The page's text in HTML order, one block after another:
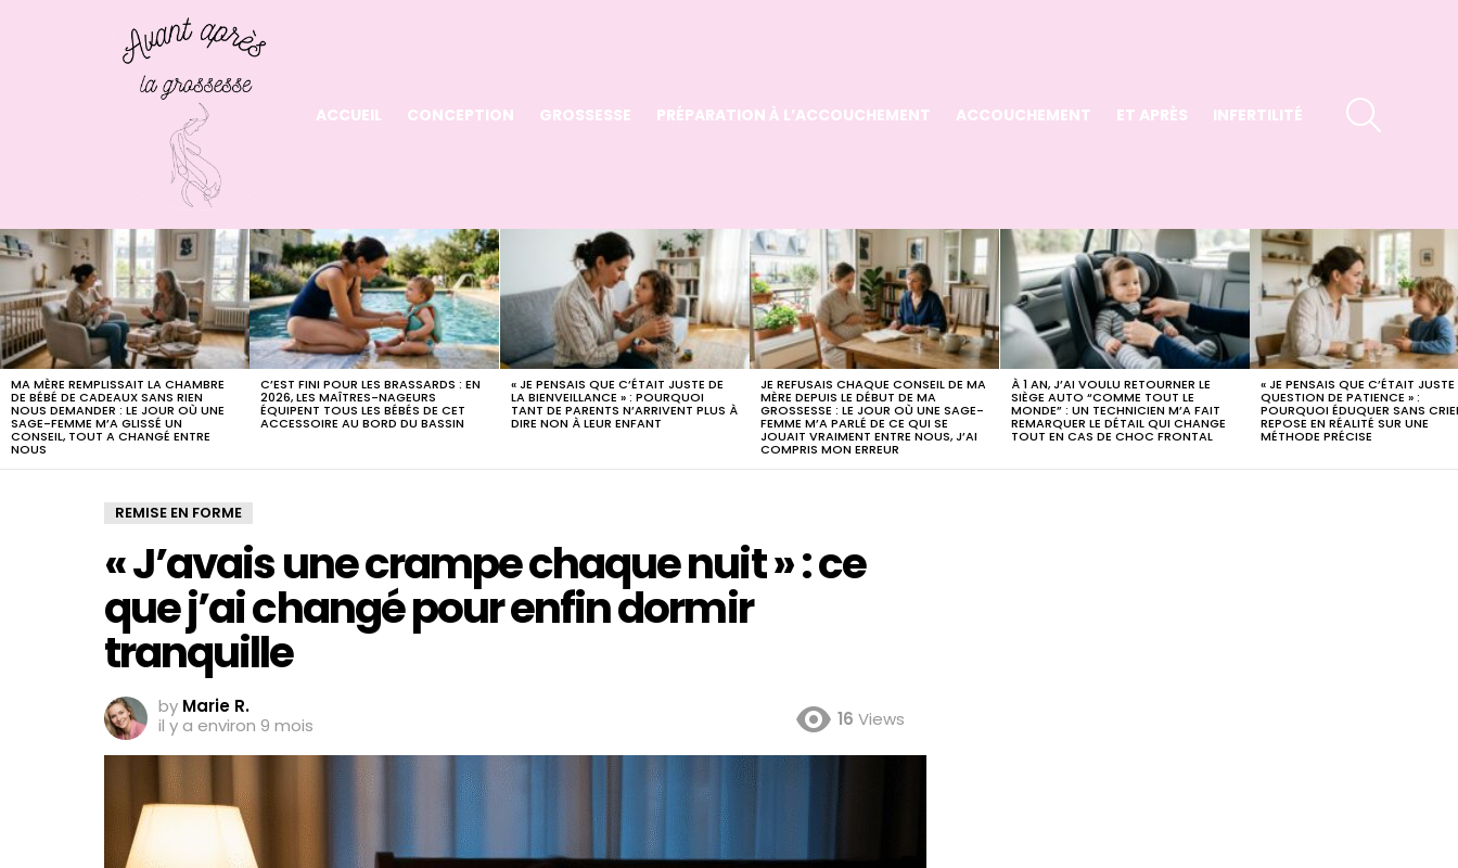
ACCUEIL CONCEPTION GROSSESSE PRÉPARATION À L’ACCOUCHEMENT ACCOUCHEMENT ET APRÈS INFERTILITÉ
LATEST
STORIES
MA MÈRE REMPLISSAIT LA CHAMBRE
DE BÉBÉ DE CADEAUX SANS RIEN
NOUS DEMANDER : LE JOUR OÙ UNE
SAGE-FEMME M’A GLISSÉ UN
CONSEIL, TOUT A CHANGÉ ENTRE
NOUS
C’EST FINI POUR LES BRASSARDS : EN
2026, LES MAÎTRES-NAGEURS
ÉQUIPENT TOUS LES BÉBÉS DE CET
ACCESSOIRE AU BORD DU BASSIN
« JE PENSAIS QUE C’ÉTAIT JUSTE DE
LA BIENVEILLANCE » : POURQUOI
TANT DE PARENTS N’ARRIVENT PLUS À
DIRE NON À LEUR ENFANT
JE REFUSAIS CHAQUE CONSEIL DE MA
MÈRE DEPUIS LE DÉBUT DE MA
GROSSESSE : LE JOUR OÙ UNE SAGE-
FEMME M’A PARLÉ DE CE QUI SE
JOUAIT VRAIMENT ENTRE NOUS, J’AI
COMPRIS MON ERREUR
À 1 AN, J’AI VOULU RETOURNER LE
SIÈGE AUTO “COMME TOUT LE
MONDE” : UN TECHNICIEN M’A FAIT
REMARQUER LE DÉTAIL QUI CHANGE
TOUT EN CAS DE CHOC FRONTAL
« JE PENSAIS QUE C’ÉTAIT JUSTE
QUESTION DE PATIENCE » :
POURQUOI ÉDUQUER SANS
REPOSE EN RÉALITÉ SUR UNE
MÉTHODE PRÉCISE
REMISE EN FORME
« J’avais une crampe chaque nuit » : ce
que j’ai changé pour enfin dormir
tranquille
by Marie R.
il y a environ 9 mois
16 Views